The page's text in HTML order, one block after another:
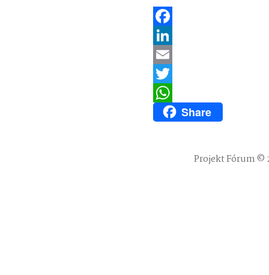
Facebook
LinkedIn
Email
Twitter
WhatsAppShare
Projekt Fórum ©